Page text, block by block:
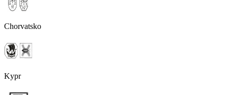
Chorvatsko
Kypr